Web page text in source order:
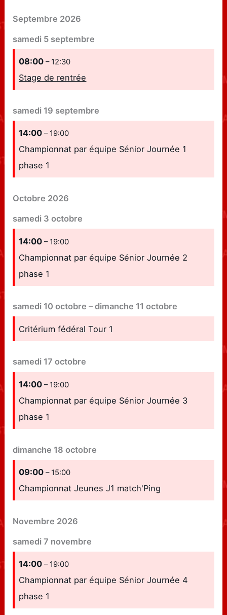
Septembre 2026
samedi 5 septembre
08:00– 12:30
Stage de rentrée
samedi 19 septembre
14:00– 19:00
Championnat par équipe Sénior Journée 1
phase 1
Octobre 2026
samedi 3 octobre
14:00– 19:00
Championnat par équipe Sénior Journée 2
phase 1
samedi 10 octobre –dimanche 11 octobre
Critérium fédéral Tour 1
samedi 17 octobre
14:00– 19:00
Championnat par équipe Sénior Journée 3
phase 1
dimanche 18 octobre
09:00– 15:00
Championnat Jeunes J1 match'Ping
Novembre 2026
samedi 7 novembre
14:00– 19:00
Championnat par équipe Sénior Journée 4
phase 1